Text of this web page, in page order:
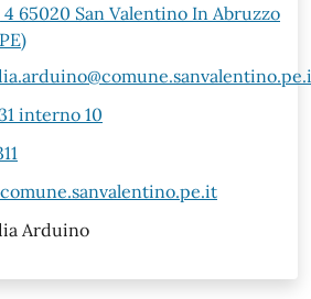
65020 San Valentino In Abruzzo
interno 10
Arduino